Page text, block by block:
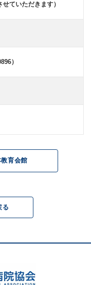
ていただきます）
）
育会館
る